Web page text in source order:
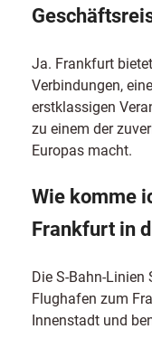
Ja. Frankfurt
Verbindungen,
erstklassigen
zu einem der
Europas macht.
Wie komme
Frankfurt in
Die S-Bahn-
Flughafen zum
Innenstadt und